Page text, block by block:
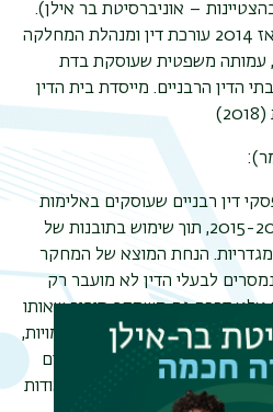
– אוניברסיטת בר אילן).
עורכת דין מאז שנת 2008. מאז 2014 עורכת דין ומנהלת המחלקה
עמותה משפטית שעוסקת בדת
הדין הרבניים. מייסדת בית הדין
דין רבניים שעוסקים באלימות
במשפחה וניתנו בין השנים 2015-2021, תוך שימוש בתובנות של
הנחת המוצא של המחקר
לבעלי הדין לא מועבר רק
אלא דרכם גם משתקף סיפור שאותו
הוא בדרך תיאור העובדות והדמויות,
הלכתי ובחירת המילים והדימויים
האפיסטמולוגי והן בשיח אודות